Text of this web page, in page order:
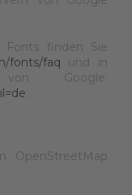
Fonts finden Sie
fonts/faq und in
von Google:
OpenStreetMap